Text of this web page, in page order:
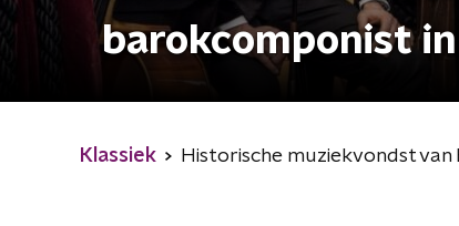
barokcomponist
Klassiek Historische muziekvondst